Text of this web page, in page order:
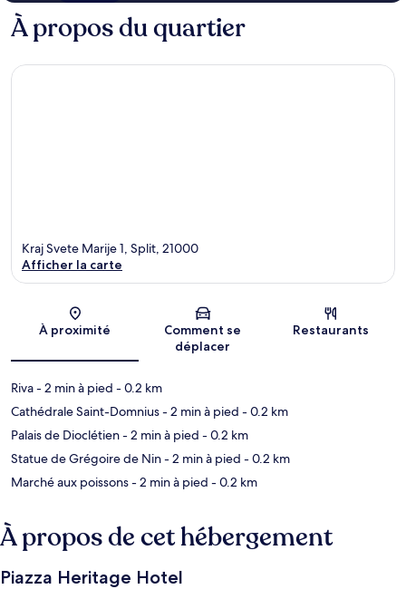
À propos du quartier
Carte
Kraj Svete Marije 1, Split, 21000
Afficher la carte
À proximité
Comment se
déplacer
Restaurants
Riva- 2 min à pied - 0.2 km
Cathédrale Saint-Domnius- 2 min à pied - 0.2 km
Palais de Dioclétien- 2 min à pied - 0.2 km
Statue de Grégoire de Nin- 2 min à pied - 0.2 km
Marché aux poissons- 2 min à pied - 0.2 km
À propos de cet hébergement
Piazza Heritage Hotel